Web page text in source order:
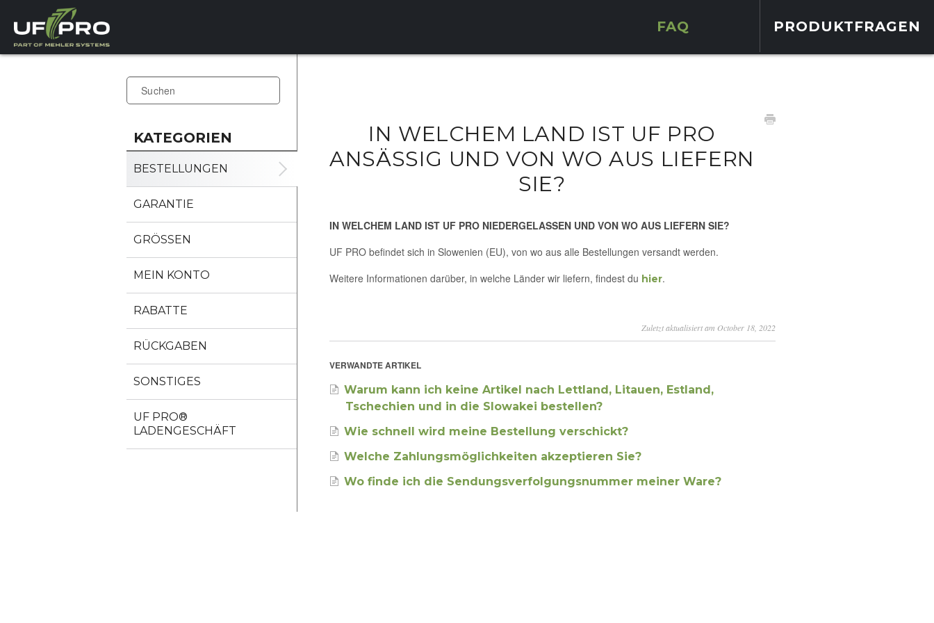
FAQ PRODUKTFRAGEN
IN WELCHEM LAND IST UF PRO
ANSÄSSIG UND VON WO AUS LIEFERN
SIE?
IN WELCHEM LAND IST UF PRO NIEDERGELASSEN UND VON WO AUS LIEFERN SIE?
UF PRO befindet sich in Slowenien (EU), von wo aus alle Bestellungen versandt werden.
Weitere Informationen darüber, in welche Länder wir liefern, findest du hier.
Zuletzt aktualisiert am October 18, 2022
VERWANDTE ARTIKEL
Warum kann ich keine Artikel nach Lettland, Litauen, Estland,
Tschechien und in die Slowakei bestellen?
Wie schnell wird meine Bestellung verschickt?
Welche Zahlungsmöglichkeiten akzeptieren Sie?
Wo finde ich die Sendungsverfolgungsnummer meiner Ware?
KATEGORIEN
BESTELLUNGEN
GARANTIE
GRÖSSEN
MEIN KONTO
RABATTE
RÜCKGABEN
SONSTIGES
UF PRO®
LADENGESCHÄFT